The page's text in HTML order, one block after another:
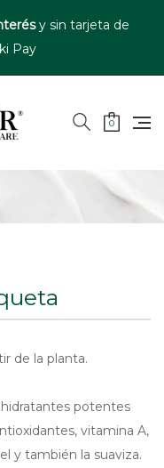
y sin tarjeta de
Pay
0
de la planta.
potentes
vitamina A,
y también la suaviza.